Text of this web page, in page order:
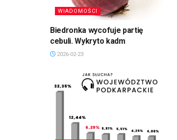
WIADOMOŚCI
Biedronka wycofuje partię
cebuli. Wykryto kadm
2026-02-23